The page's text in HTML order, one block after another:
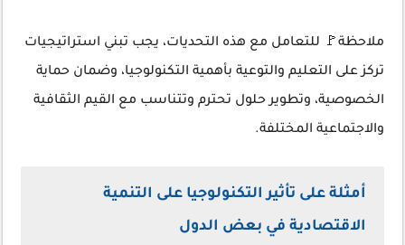
ملاحظة🚩 للتعامل مع هذه التحديات، يجب تبني استراتيجيات
تركز على التعليم والتوعية بأهمية التكنولوجيا، وضمان حماية
الخصوصية، وتطوير حلول تحترم وتتناسب مع القيم الثقافية
والاجتماعية المختلفة.
أمثلة على تأثير التكنولوجيا على التنمية
الاقتصادية في بعض الدول